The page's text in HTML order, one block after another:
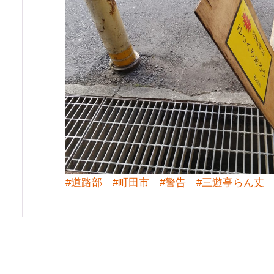
#道路部 #町田市 #警告 #三遊亭らん丈